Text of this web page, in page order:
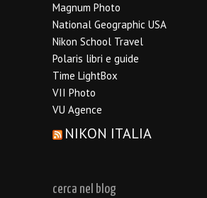
Magnum Photo
National Geographic USA
Nikon School Travel
Polaris libri e guide
Time LightBox
VII Photo
VU Agence
NIKON ITALIA
cerca nel blog